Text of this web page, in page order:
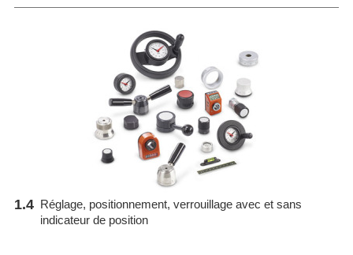
1.4 Réglage, positionnement, verrouillage avec et sans
indicateur de position